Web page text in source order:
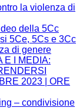
la violenza di
della 5Cc
5Ce, 5Cs e 3Cc
di genere
E I MEDIA:
2023 | ORE
– condivisione